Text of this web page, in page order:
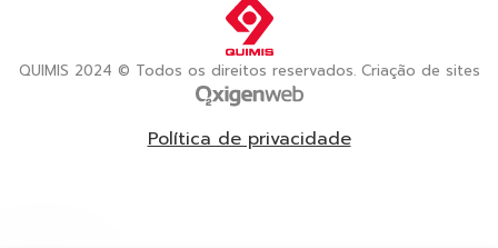
QUIMIS 2024 © Todos os direitos reservados. Criação de sites
Política de privacidade